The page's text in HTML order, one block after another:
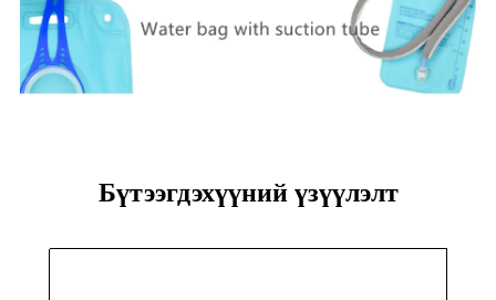
Бүтээгдэхүүний үзүүлэлт